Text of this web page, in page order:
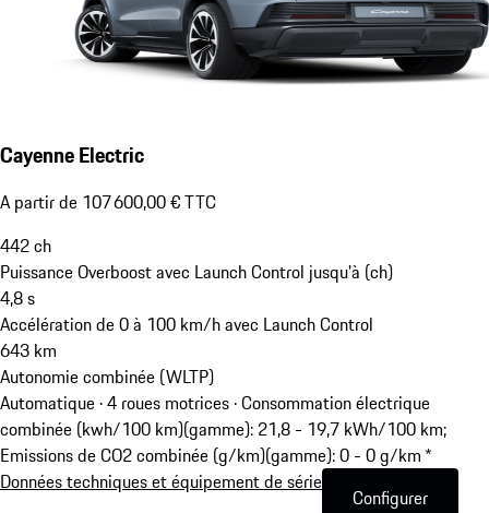
Cayenne Electric
A partir de 107 600,00 € TTC
442ch
Puissance Overboost avec Launch Control jusqu'à (ch)
4,8s
Accélération de 0 à 100 km/h avec Launch Control
643 km
Autonomie combinée (WLTP)
Automatique · 4 roues motrices ·Consommation électrique
combinée (kwh/100 km)(gamme): 21,8 - 19,7 kWh/100 km;
Emissions de CO2 combinée (g/km)(gamme): 0 - 0 g/km *
Données techniques et équipement de série
Configurer